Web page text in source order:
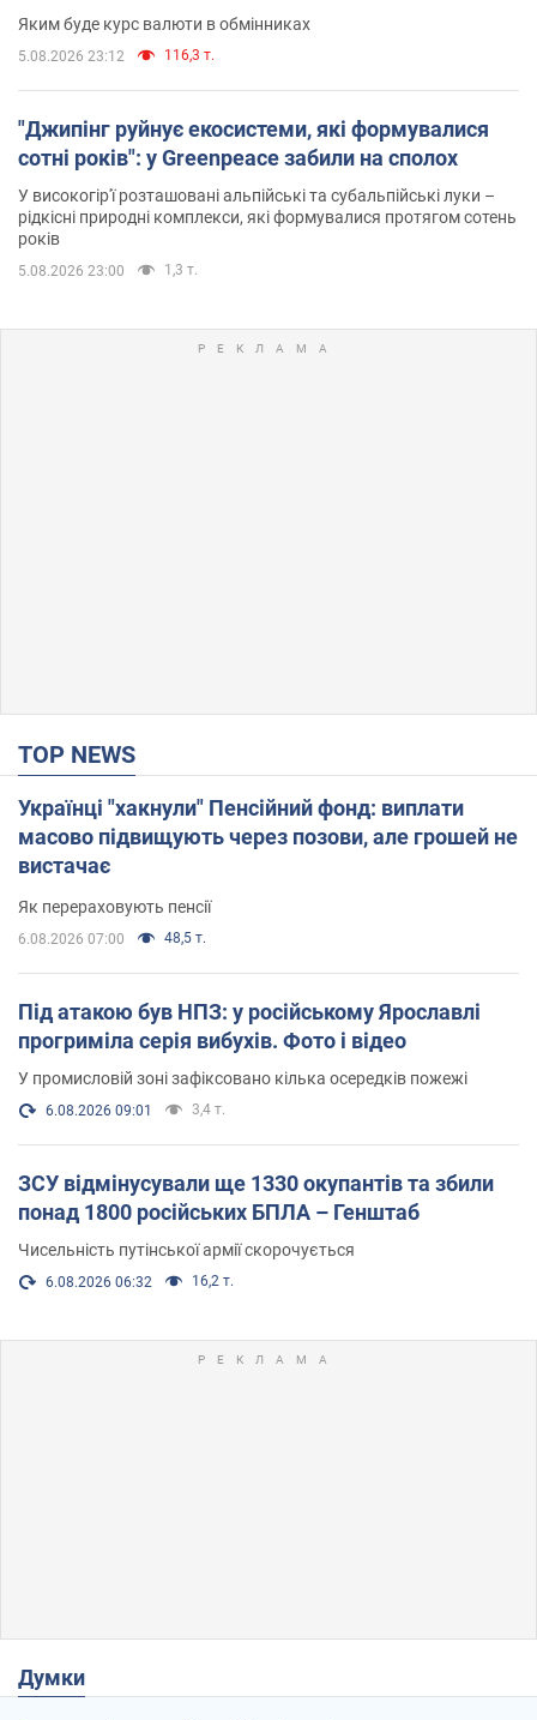
Яким буде курс валюти в обмінниках
5.08.2026 23:12 116,3 т.
"Джипінг руйнує екосистеми, які формувалися
сотні років": у Greenpeace забили на сполох
У високогір'ї розташовані альпійські та субальпійські луки –
рідкісні природні комплекси, які формувалися протягом сотень
років
5.08.2026 23:00 1,3 т.
TOP NEWS
Українці "хакнули" Пенсійний фонд: виплати
масово підвищують через позови, але грошей не
вистачає
Як перераховують пенсії
6.08.2026 07:00 48,5 т.
Під атакою був НПЗ: у російському Ярославлі
прогриміла серія вибухів. Фото і відео
У промисловій зоні зафіксовано кілька осередків пожежі
6.08.2026 09:01 3,4 т.
ЗСУ відмінусували ще 1330 окупантів та збили
понад 1800 російських БПЛА – Генштаб
Чисельність путінської армії скорочується
6.08.2026 06:32 16,2 т.
Думки